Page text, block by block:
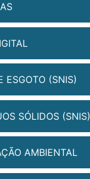
ESGOTO (SNIS)
SÓLIDOS (SNIS)
AMBIENTAL